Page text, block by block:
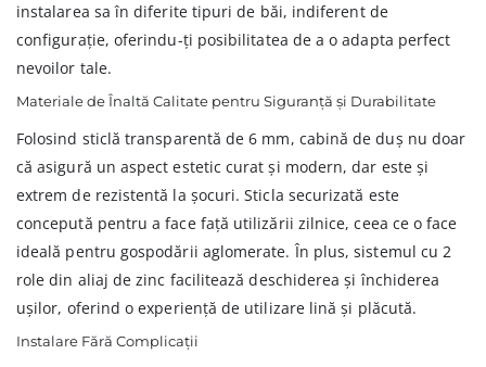
instalarea sa în diferite tipuri de băi, indiferent de
configurație, oferindu-ți posibilitatea de a o adapta perfect
nevoilor tale.
Materiale de Înaltă Calitate pentru Siguranță și Durabilitate
Folosind sticlă transparentă de 6 mm, cabină de duș nu doar
că asigură un aspect estetic curat și modern, dar este și
extrem de rezistentă la șocuri. Sticla securizată este
concepută pentru a face față utilizării zilnice, ceea ce o face
ideală pentru gospodării aglomerate. În plus, sistemul cu 2
role din aliaj de zinc facilitează deschiderea și închiderea
ușilor, oferind o experiență de utilizare lină și plăcută.
Instalare Fără Complicații